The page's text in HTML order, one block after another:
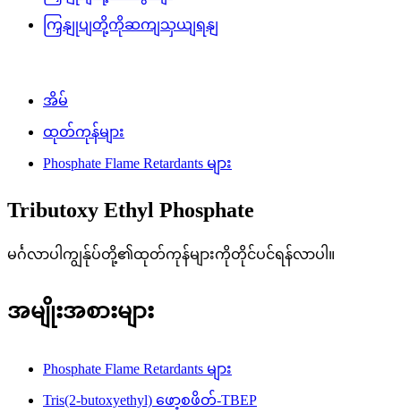
ကြှနျုပျတို့ကိုဆကျသှယျရနျ
အိမ်
ထုတ်ကုန်များ
Phosphate Flame Retardants များ
Tributoxy Ethyl Phosphate
မင်္ဂလာပါကျွန်ုပ်တို့၏ထုတ်ကုန်များကိုတိုင်ပင်ရန်လာပါ။
အမျိုးအစားများ
Phosphate Flame Retardants များ
Tris(2-butoxyethyl) ဖော့စဖိတ်-TBEP